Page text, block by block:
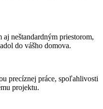
aj neštandardným priestorom,
do vášho domova.
precíznej práce, spoľahlivosti
projektu.